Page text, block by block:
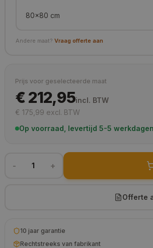
80x80 cm
130x130 cm
160x160 cm
200x200 cm
Andere maat? Vraag offerte aan
Prijs voor geselecteerde maat
€ 212,95incl. BTW
€ 175,99 excl. BTW
Op voorraad, levertijd 5-5 werkdagen
- 1 +
Offerte
10 jaar garantie
Rechtstreeks van fabrikant